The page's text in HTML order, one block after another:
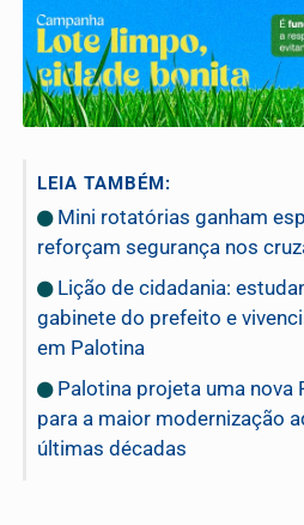
LEIA TAMBÉM:
Mini rotatórias ganham
reforçam segurança nos
Lição de cidadania:
gabinete do prefeito e
em Palotina
Palotina projeta uma nova
para a maior modernização
últimas décadas